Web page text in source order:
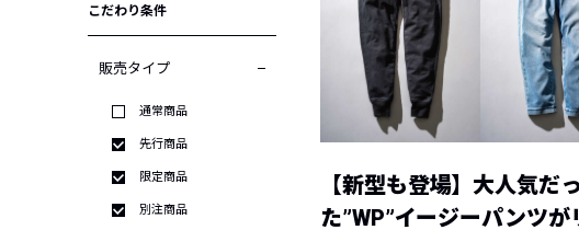
こだわり条件
販売タイプ
通常商品
先行商品
限定商品
別注商品
【新型も登場】大人気だっ
た”WP”イージーパンツが